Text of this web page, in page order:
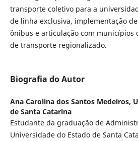
transporte coletivo para a
de linha exclusiva, implementação
ônibus e articulação com municípios
de transporte regionalizado.
Biografia do Autor
Ana Carolina dos Santos Medeiros,
de Santa Catarina
Estudante da graduação de
Universidade do Estado de Santa